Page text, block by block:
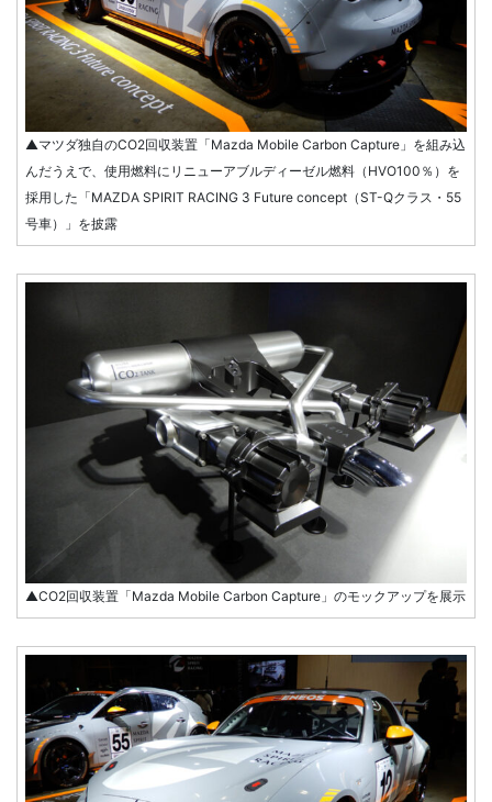
▲マツダ独自のCO2回収装置「Mazda Mobile Carbon Capture」を組み込
んだうえで、使用燃料にリニューアブルディーゼル燃料（HVO100％）を
採用した「MAZDA SPIRIT RACING 3 Future concept（ST-Qクラス・55
号車）」を披露
▲CO2回収装置「Mazda Mobile Carbon Capture」のモックアップを展示